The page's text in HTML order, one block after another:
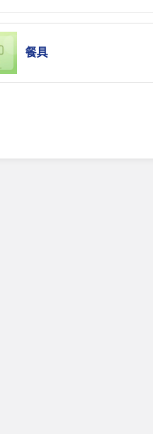
餐具